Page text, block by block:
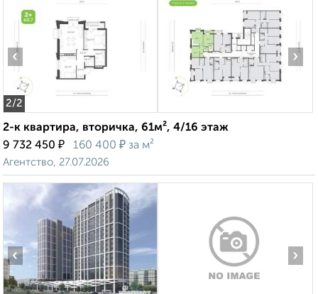
2/2
‹ ›
2-к квартира, вторичка, 61м², 4/16 этаж
9 732 450 ₽ 160 400 ₽ за м²
Агентство, 27.07.2026
‹ ›